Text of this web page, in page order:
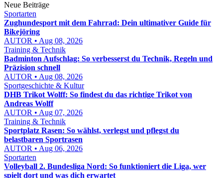
Neue Beiträge
Sportarten
Zughundesport mit dem Fahrrad: Dein ultimativer Guide für
Bikejöring
AUTOR • Aug 08, 2026
Training & Technik
Badminton Aufschlag: So verbesserst du Technik, Regeln und
Präzision schnell
AUTOR • Aug 08, 2026
Sportgeschichte & Kultur
DHB Trikot Wolff: So findest du das richtige Trikot von
Andreas Wolff
AUTOR • Aug 07, 2026
Training & Technik
Sportplatz Rasen: So wählst, verlegst und pflegst du
belastbaren Sportrasen
AUTOR • Aug 06, 2026
Sportarten
Volleyball 2. Bundesliga Nord: So funktioniert die Liga, wer
spielt dort und was dich erwartet